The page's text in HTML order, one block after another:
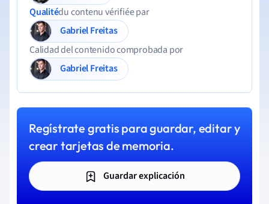
Qualitédu contenu vérifiée par
Gabriel Freitas
Calidad del contenido comprobada por
Gabriel Freitas
Regístrate gratis para guardar, editar y
crear tarjetas de memoria.
Guardar explicación